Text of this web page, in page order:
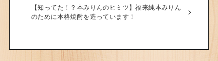
【知ってた！？本みりんのヒミツ】福来純本みりん
のために本格焼酎を造っています！